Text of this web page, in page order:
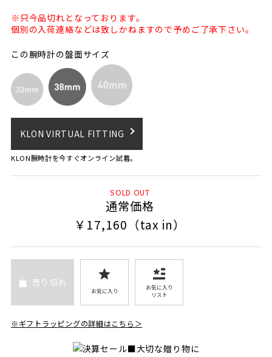
※只今品切れとなっております。
個別の入荷連絡などは致しかねますので予めご了承下さい。
この腕時計の盤面サイズ
KLON VIRTUAL FITTING
KLON腕時計を今すぐオンライン試着。
SOLD OUT
通常価格
￥17,160（tax in）
売り切れ
お気に入り
お気に入り
リスト
※ギフトラッピングの詳細はこちら＞
■大切な贈り物に